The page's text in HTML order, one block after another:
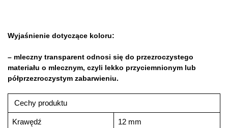
Wyjaśnienie dotyczące koloru:
– mleczny transparent odnosi się do przezroczystego
materiału o mlecznym, czyli lekko przyciemnionym lub
półprzezroczystym zabarwieniu.
Cechy produktu
Krawędź 12 mm